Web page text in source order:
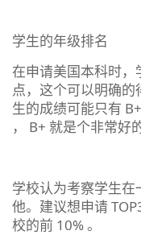
学生的年级排名
在申请美国本科时
点，这个可以明确
生的成绩可能只有
， B+ 就是个非常好
学校认为考察学生
他。建议想申请
校的前 10% 。